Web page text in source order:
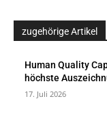
zugehörige Artikel
Human Quality
höchste
17. Juli 2026